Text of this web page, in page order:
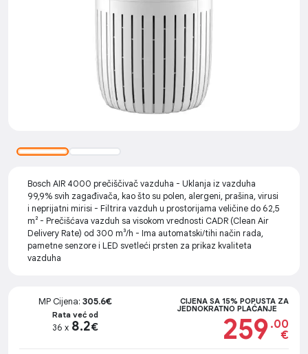
Bosch AIR 4000 prečiščivač vazduha - Uklanja iz vazduha
99,9% svih zagađivača, kao što su polen, alergeni, prašina, virusi
i neprijatni mirisi - Filtrira vazduh u prostorijama veličine do 62,5
m² - Prečišćava vazduh sa visokom vrednosti CADR (Clean Air
Delivery Rate) od 300 m³/h - Ima automatski/tihi način rada,
pametne senzore i LED svetleći prsten za prikaz kvaliteta
vazduha
MP Cijena:305.6€
Rata već od
36 x 8.2€
CIJENA SA 15% POPUSTA ZA
JEDNOKRATNO PLAĆANJE
259 .00
€